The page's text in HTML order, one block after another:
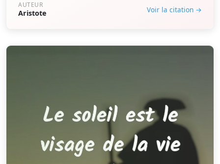
AUTEUR
Aristote Voir la citation →